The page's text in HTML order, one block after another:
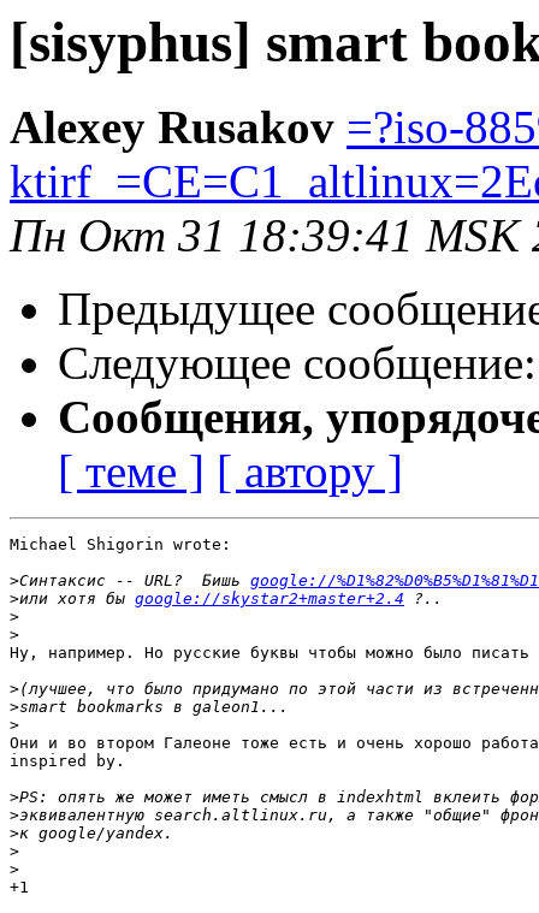
[sisyphus] smart
Alexey Rusakov =?iso-
Пн Окт 31 18:39:41 MSK
Предыдущее
Следующее
Сообщения,
[ теме ] [ автору ]
Michael Shigorin wrote:
>Синтаксис -- URL?  Бишь google://
>или хотя бы google://skystar2+master+2.4
>
>
Ну, например. Но русские буквы чтобы можно было
>
>
>
Они и во втором Галеоне тоже есть и очень хорошо
inspired by.
>
>
>
>
>
+1